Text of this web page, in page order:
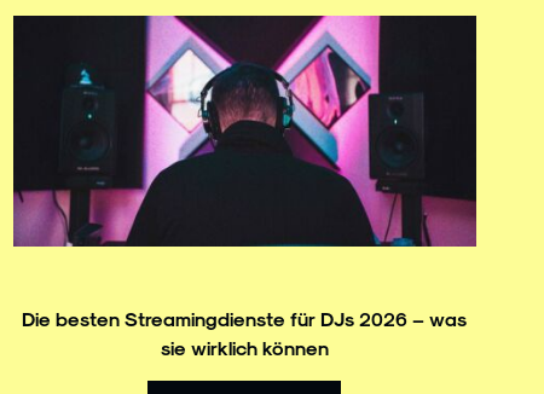
Die besten Streamingdienste für DJs 2026 – was
sie wirklich können